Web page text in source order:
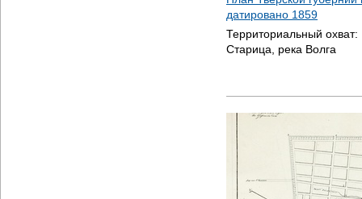
датировано 1859
Территориальный охват:
Старица, река Волга